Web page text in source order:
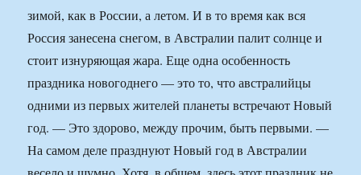
зимой, как в России, а летом. И в то время как вся
Россия занесена снегом, в Австралии палит солнце и
стоит изнуряющая жара. Еще одна особенность
праздника новогоднего — это то, что австралийцы
одними из первых жителей планеты встречают Новый
год. — Это здорово, между прочим, быть первыми. —
На самом деле празднуют Новый год в Австралии